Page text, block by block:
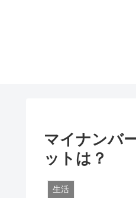
マイナンバ
ットは？
生活